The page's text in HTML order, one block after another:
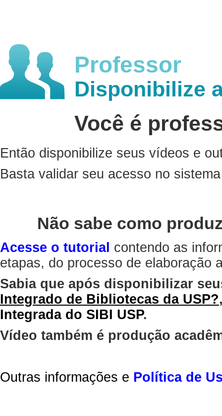
Professor
Disponibilize
Você é
Então disponibilize seus vídeos e
Basta validar seu acesso no
Não sabe como
Acesse o tutorial contendo as
etapas, do processo de elaboração
Sabia que após disponibilizar
Integrado de Bibliotecas da USP?
Integrada do SIBI USP.
Vídeo também é produção
Outras informações e Política de